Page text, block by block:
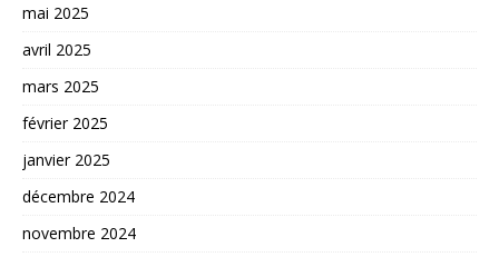
mai 2025
avril 2025
mars 2025
février 2025
janvier 2025
décembre 2024
novembre 2024